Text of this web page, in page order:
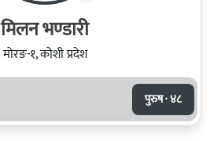
मिलन भण्‍डारी
मोरङ-१, कोशी प्रदेश
पुरुष · ४८